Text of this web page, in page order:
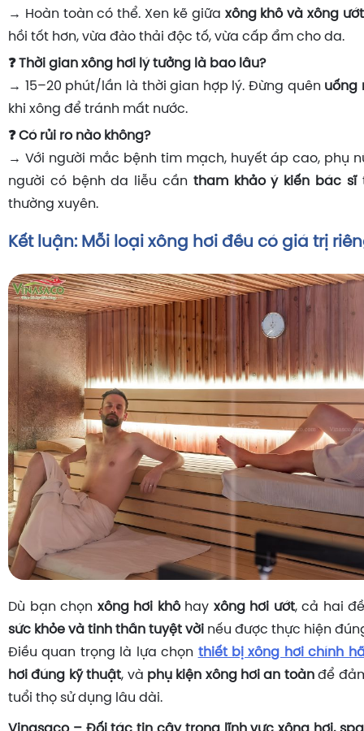
→ Hoàn toàn có thể. Xen kẽ giữa xông khô và xông ướt
hồi tốt hơn, vừa đào thải độc tố, vừa cấp ẩm cho da.
❓ Thời gian xông hơi lý tưởng là bao lâu?
→ 15–20 phút/lần là thời gian hợp lý. Đừng quên uống
khi xông để tránh mất nước.
❓ Có rủi ro nào không?
→ Với người mắc bệnh tim mạch, huyết áp cao, phụ
người có bệnh da liễu cần tham khảo ý kiến bác sĩ
thường xuyên.
Kết luận: Mỗi loại xông hơi đều có giá trị
Dù bạn chọn xông hơi khôhay xông hơi ướt, cả hai
sức khỏe và tinh thần tuyệt vời nếu được thực hiện
Điều quan trọng là lựa chọn thiết bị xông hơi chính
hơi đúng kỹ thuật, và phụ kiện xông hơi an toànđể
tuổi thọ sử dụng lâu dài.